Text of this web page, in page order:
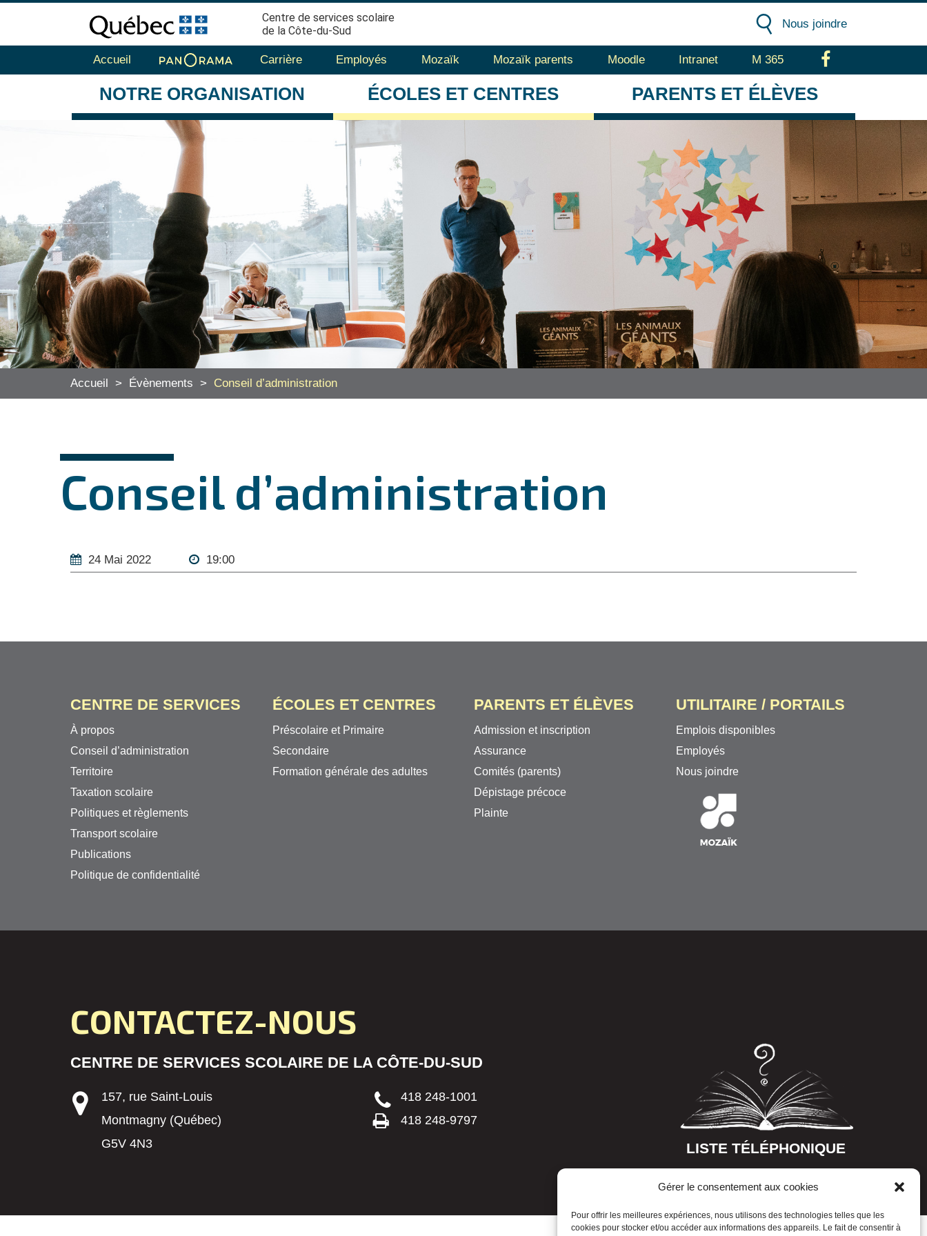
Gérer le consentement aux cookies
Pour offrir les meilleures expériences, nous utilisons des technologies telles que les
cookies pour stocker et/ou accéder aux informations des appareils. Le fait de consentir à
Centre de services scolaire
de la Côte-du-Sud
Nous joindre
Accueil Carrière Employés Mozaïk Mozaïk parents Moodle Intranet M 365
NOTRE ORGANISATION ÉCOLES ET CENTRES PARENTS ET ÉLÈVES
Accueil > Évènements > Conseil d’administration
Conseil d’administration
24 Mai 2022 19:00
CENTRE DE SERVICES
À propos
Conseil d’administration
Territoire
Taxation scolaire
Politiques et règlements
Transport scolaire
Publications
Politique de confidentialité
ÉCOLES ET CENTRES
Préscolaire et Primaire
Secondaire
Formation générale des adultes
PARENTS ET ÉLÈVES
Admission et inscription
Assurance
Comités (parents)
Dépistage précoce
Plainte
UTILITAIRE / PORTAILS
Emplois disponibles
Employés
Nous joindre
CONTACTEZ-NOUS
CENTRE DE SERVICES SCOLAIRE DE LA CÔTE-DU-SUD
157, rue Saint-Louis
Montmagny (Québec)
G5V 4N3
418 248-1001
418 248-9797
LISTE TÉLÉPHONIQUE